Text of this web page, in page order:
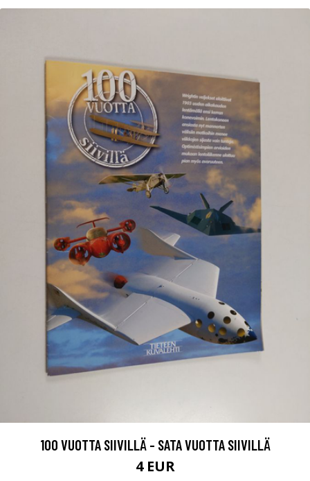
100 VUOTTA SIIVILLÄ - SATA VUOTTA SIIVILLÄ
4 EUR